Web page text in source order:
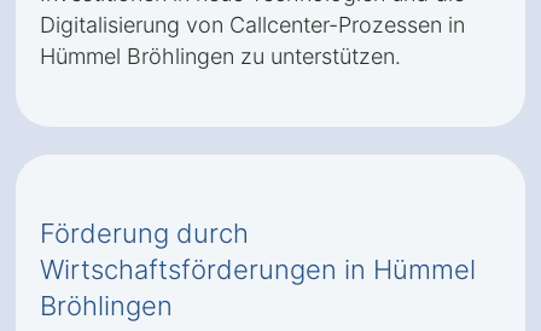
Digitalisierung von Callcenter-Prozessen in
Hümmel Bröhlingen zu unterstützen.
Förderung durch
Wirtschaftsförderungen in Hümmel
Bröhlingen